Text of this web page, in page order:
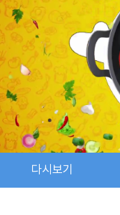
다시보기